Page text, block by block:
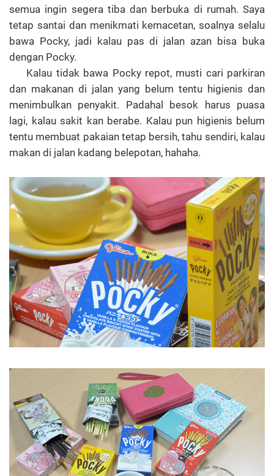
semua ingin segera tiba dan berbuka di rumah. Saya
tetap santai dan menikmati kemacetan, soalnya selalu
bawa Pocky, jadi kalau pas di jalan azan bisa buka
dengan Pocky.
Kalau tidak bawa Pocky repot, musti cari parkiran
dan makanan di jalan yang belum tentu higienis dan
menimbulkan penyakit. Padahal besok harus puasa
lagi, kalau sakit kan berabe. Kalau pun higienis belum
tentu membuat pakaian tetap bersih, tahu sendiri, kalau
makan di jalan kadang belepotan, hahaha.